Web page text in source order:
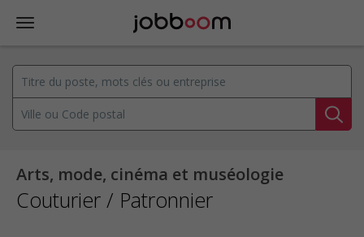
Arts, mode, cinéma et muséologie
Couturier / Patronnier